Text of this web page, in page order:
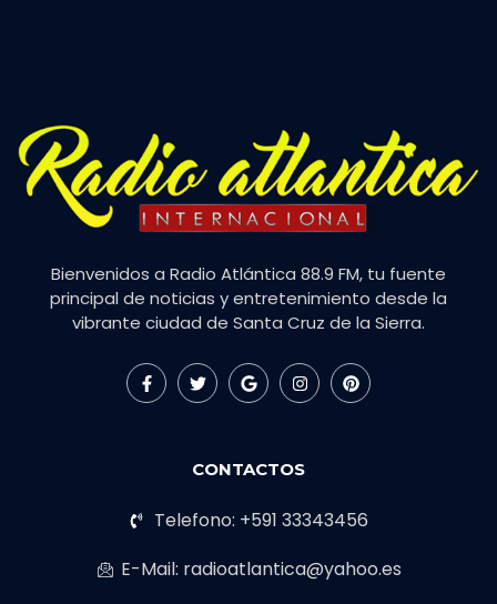
Bienvenidos a Radio Atlántica 88.9 FM, tu fuente
principal de noticias y entretenimiento desde la
vibrante ciudad de Santa Cruz de la Sierra.
CONTACTOS
Telefono: +591 33343456
E-Mail: radioatlantica@yahoo.es